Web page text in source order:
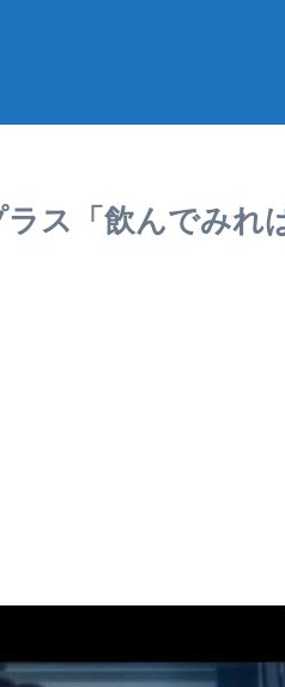
ス「飲んでみれ